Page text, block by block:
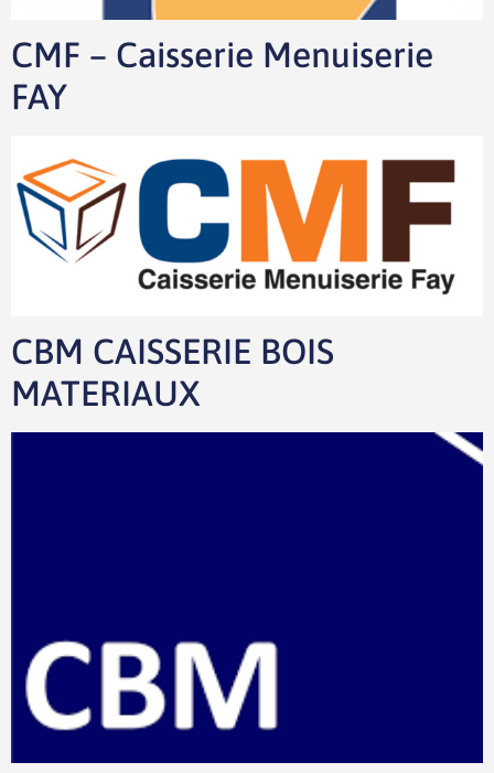
CMF – Caisserie Menuiserie
FAY
CBM CAISSERIE BOIS
MATERIAUX